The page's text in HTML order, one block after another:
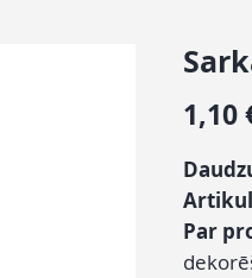
1,10
Par